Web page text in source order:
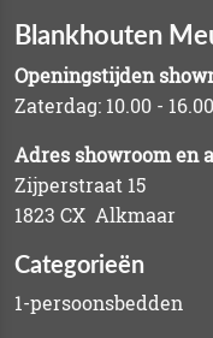
Blankhouten
Openingstijden
Zaterdag: 10.00 -
Adres showroom en
Zijperstraat 15
1823 CX Alkmaar
Categorieën
1-persoonsbedden